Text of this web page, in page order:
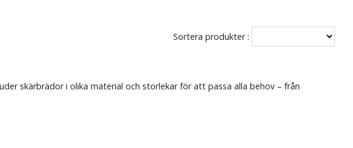
Sortera produkter :
skärbrädor i olika material och storlekar för att passa alla behov – från